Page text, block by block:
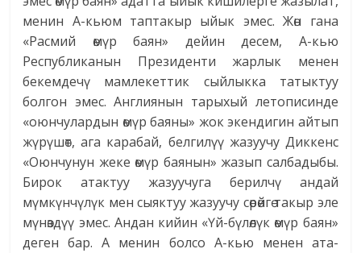
менин А-кьюм таптакыр ыйык эмес. Жөн гана
«Расмий өмүр баян» дейин десем, А-кью
Республиканын Президенти жарлык менен
бекемдечү мамлекеттик сыйлыкка татыктуу
болгон эмес. Англиянын тарыхый летописинде
«оюнчулардын өмүр баяны» жок экендигин айтып
жүрүшөт, ага карабай, белгилүү жазуучу Диккенс
«Оюнчунун жеке өмүр баянын» жазып салбадыбы.
Бирок атактуу жазуучуга берилчү андай
мүмкүнчүлүк мен сыяктуу жазуучу сөрөйгө такыр эле
мүнөздүү эмес. Андан кийин «Үй-бүлөлүк өмүр баян»
деген бар. А менин болсо А-кью менен ата-